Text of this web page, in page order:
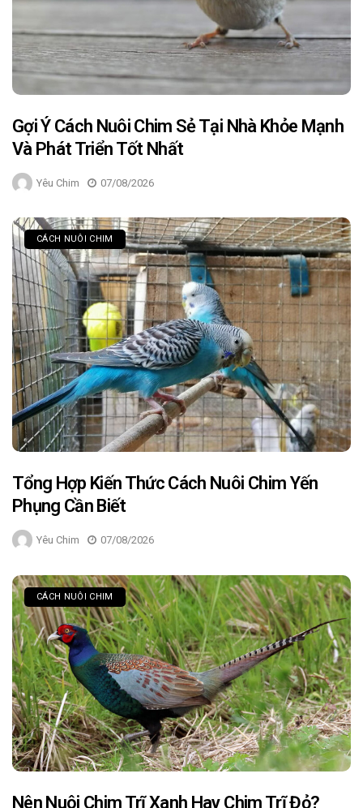
Gợi Ý Cách Nuôi Chim Sẻ Tại Nhà Khỏe Mạnh
Và Phát Triển Tốt Nhất
Yêu Chim 07/08/2026
CÁCH NUÔI CHIM
Tổng Hợp Kiến Thức Cách Nuôi Chim Yến
Phụng Cần Biết
Yêu Chim 07/08/2026
CÁCH NUÔI CHIM
Nên Nuôi Chim Trĩ Xanh Hay Chim Trĩ Đỏ?